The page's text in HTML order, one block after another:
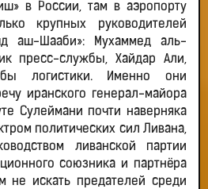
в России, там в аэропорту
крупных руководителей
аш-Шааби»: Мухаммед аль-
пресс-службы, Хайдар Али,
логистики. Именно они
иранского генерал-майора
Сулеймани почти наверняка
политических сил Ливана,
ливанской партии
союзника и партнёра
не искать предателей среди